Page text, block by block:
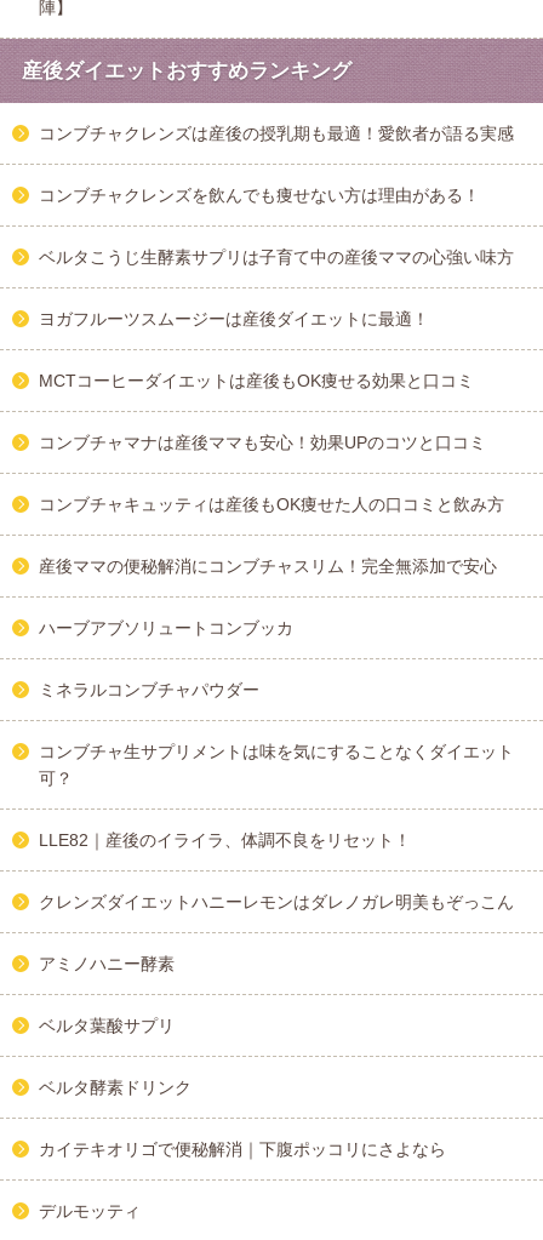
陣】
産後ダイエットおすすめランキング
コンブチャクレンズは産後の授乳期も最適！愛飲者が語る実感
コンブチャクレンズを飲んでも痩せない方は理由がある！
ベルタこうじ生酵素サプリは子育て中の産後ママの心強い味方
ヨガフルーツスムージーは産後ダイエットに最適！
MCTコーヒーダイエットは産後もOK痩せる効果と口コミ
コンブチャマナは産後ママも安心！効果UPのコツと口コミ
コンブチャキュッティは産後もOK痩せた人の口コミと飲み方
産後ママの便秘解消にコンブチャスリム！完全無添加で安心
ハーブアブソリュートコンブッカ
ミネラルコンブチャパウダー
コンブチャ生サプリメントは味を気にすることなくダイエット
可？
LLE82｜産後のイライラ、体調不良をリセット！
クレンズダイエットハニーレモンはダレノガレ明美もぞっこん
アミノハニー酵素
ベルタ葉酸サプリ
ベルタ酵素ドリンク
カイテキオリゴで便秘解消｜下腹ポッコリにさよなら
デルモッティ